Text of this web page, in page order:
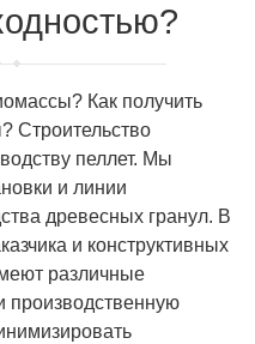
Как получить
Строительство
пеллет. Мы
и линии
древесных гранул. В
и конструктивных
различные
производственную